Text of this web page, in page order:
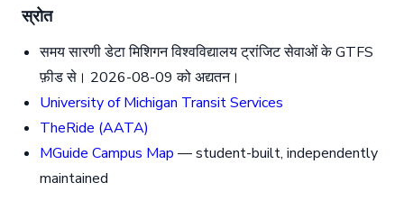
स्रोत
समय सारणी डेटा मिशिगन विश्वविद्यालय ट्रांजिट सेवाओं के GTFS
फ़ीड से। 2026-08-09 को अद्यतन।
University of Michigan Transit Services
TheRide (AATA)
MGuide Campus Map — student-built, independently
maintained